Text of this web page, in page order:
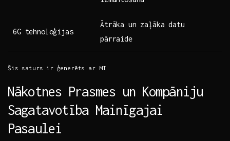
6G tehnoloģijas
Ātrāka un zaļāka datu
pārraide
Šis saturs ⁤ir ģenerēts ar MI.
Nākotnes Prasmes un ⁣Kompāniju
Sagatavotība Mainīgajai
Pasaulei